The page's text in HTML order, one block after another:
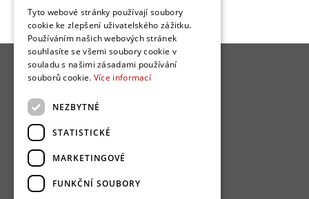
Uživatelské podmínky
Tyto webové stránky používají soubory
cookie ke zlepšení uživatelského zážitku.
Používáním našich webových stránek
souhlasíte se všemi soubory cookie v
souladu s našimi zásadami používání
souborů cookie. Více informací
NEZBYTNÉ
STATISTICKÉ
MARKETINGOVÉ
FUNKČNÍ SOUBORY